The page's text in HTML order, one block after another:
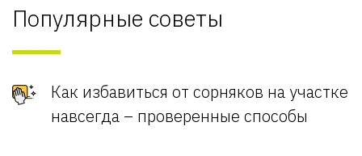
Популярные советы
Как избавиться от сорняков на участке
навсегда – проверенные способы